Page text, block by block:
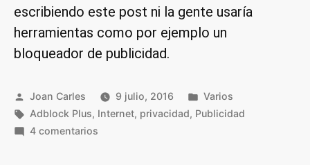
escribiendo este post ni la gente usaría
herramientas como por ejemplo un
bloqueador de publicidad.
Publicado
por
Joan Carles 9 julio, 2016
Publicado
en
Varios
Etiquetas:
Adblock Plus, Internet, privacidad, Publicidad
4 comentarios